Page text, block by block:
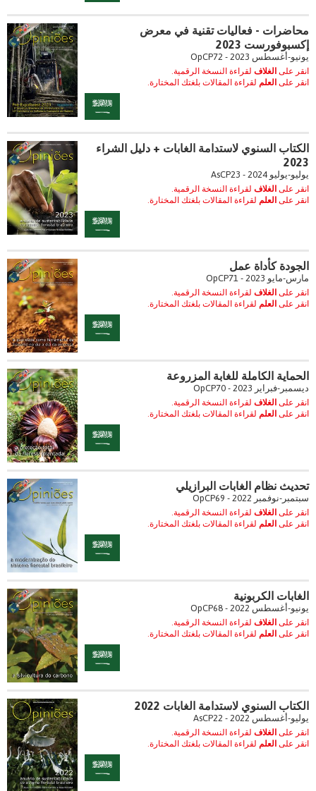
محاضرات - فعاليات تقنية في معرض
إكسبوفورست 2023
يونيو-أغسطس 2023 - OpCP72
انقر على الغلاف لقراءة النسخة الرقمية.
انقر على العلم لقراءة المقالات بلغتك المختارة.
الكتاب السنوي لاستدامة الغابات + دليل الشراء
2023
يوليو-يوليو 2024 - AsCP23
انقر على الغلاف لقراءة النسخة الرقمية.
انقر على العلم لقراءة المقالات بلغتك المختارة.
الجودة كأداة عمل
مارس-مايو 2023 - OpCP71
انقر على الغلاف لقراءة النسخة الرقمية.
انقر على العلم لقراءة المقالات بلغتك المختارة.
الحماية الكاملة للغابة المزروعة
ديسمبر-فبراير 2023 - OpCP70
انقر على الغلاف لقراءة النسخة الرقمية.
انقر على العلم لقراءة المقالات بلغتك المختارة.
تحديث نظام الغابات البرازيلي
سبتمبر-نوفمبر 2022 - OpCP69
انقر على الغلاف لقراءة النسخة الرقمية.
انقر على العلم لقراءة المقالات بلغتك المختارة.
الغابات الكربونية
يونيو-أغسطس 2022 - OpCP68
انقر على الغلاف لقراءة النسخة الرقمية.
انقر على العلم لقراءة المقالات بلغتك المختارة.
الكتاب السنوي لاستدامة الغابات 2022
يوليو-أغسطس 2022 - AsCP22
انقر على الغلاف لقراءة النسخة الرقمية.
انقر على العلم لقراءة المقالات بلغتك المختارة.